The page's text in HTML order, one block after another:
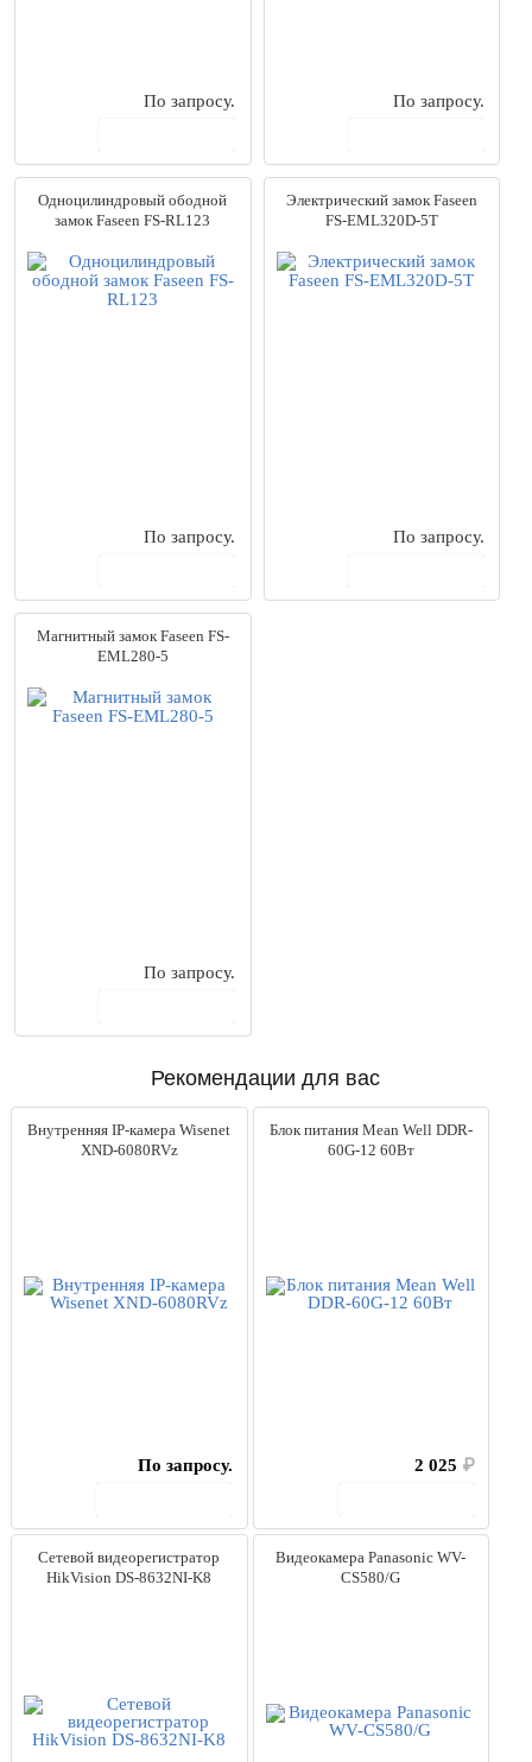
По запросу.
По запросу.
Одноцилиндровый ободной
замок Faseen FS-RL123
По запросу.
Электрический замок Faseen
FS-EML320D-5T
По запросу.
Магнитный замок Faseen FS-
EML280-5
По запросу.
Рекомендации для вас
Внутренняя IP-камера Wisenet
XND-6080RVz
По запросу.
Блок питания Mean Well DDR-
60G-12 60Вт
2 025 ₽
Сетевой видеорегистратор
HikVision DS-8632NI-K8
Видеокамера Panasonic WV-
CS580/G